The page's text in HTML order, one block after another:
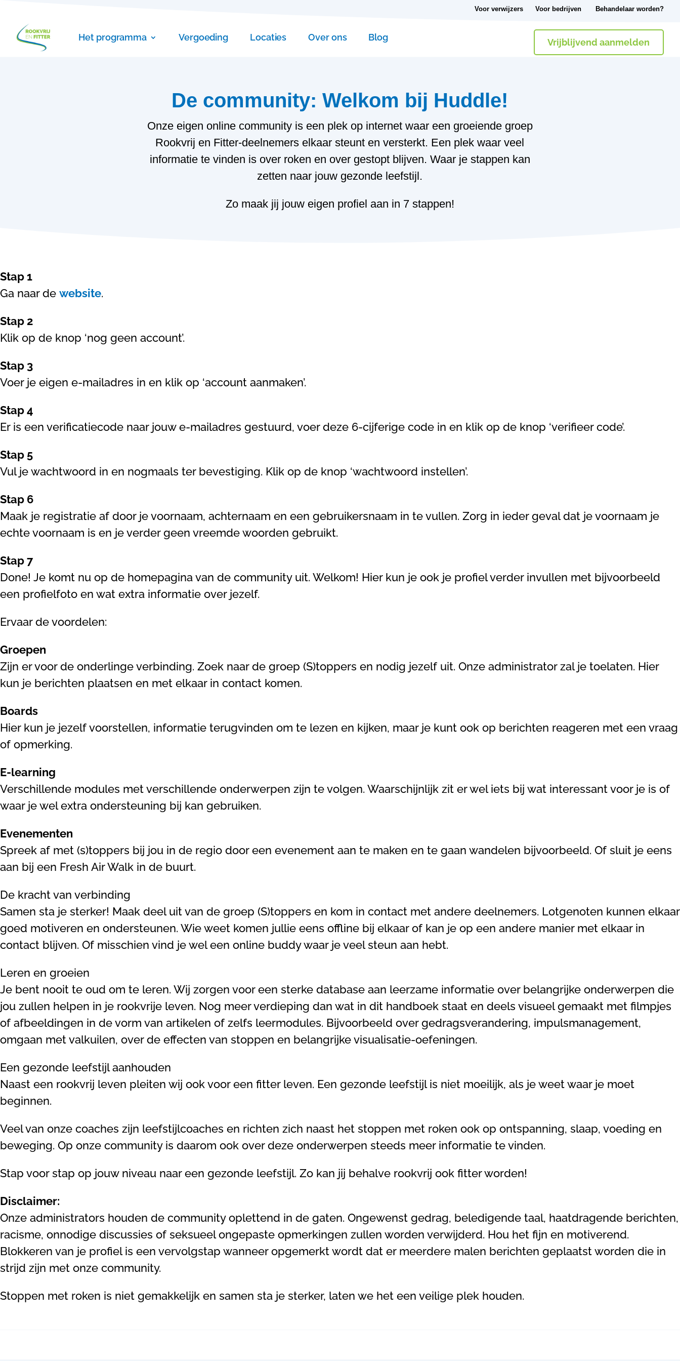
Voor verwijzers Voor bedrijven Behandelaar worden?
Het programma Vergoeding Locaties Over ons Blog Vrijblijvend aanmelden
De community: Welkom bij Huddle!
Onze eigen online community is een plek op internet waar een groeiende groep
Rookvrij en Fitter-deelnemers elkaar steunt en versterkt. Een plek waar veel
informatie te vinden is over roken en over gestopt blijven. Waar je stappen kan
zetten naar jouw gezonde leefstijl.
Zo maak jij jouw eigen profiel aan in 7 stappen!
Stap 1
Ga naar de website.
Stap 2
Klik op de knop ‘nog geen account’.
Stap 3
Voer je eigen e-mailadres in en klik op ‘account aanmaken’.
Stap 4
Er is een verificatiecode naar jouw e-mailadres gestuurd, voer deze 6-cijferige code in en klik op de knop ‘verifieer code’.
Stap 5
Vul je wachtwoord in en nogmaals ter bevestiging. Klik op de knop ‘wachtwoord instellen’.
Stap 6
Maak je registratie af door je voornaam, achternaam en een gebruikersnaam in te vullen. Zorg in ieder geval dat je voornaam je
echte voornaam is en je verder geen vreemde woorden gebruikt.
Stap 7
Done! Je komt nu op de homepagina van de community uit. Welkom! Hier kun je ook je profiel verder invullen met bijvoorbeeld
een profielfoto en wat extra informatie over jezelf.
Ervaar de voordelen:
Groepen
Zijn er voor de onderlinge verbinding. Zoek naar de groep (S)toppers en nodig jezelf uit. Onze administrator zal je toelaten. Hier
kun je berichten plaatsen en met elkaar in contact komen.
Boards
Hier kun je jezelf voorstellen, informatie terugvinden om te lezen en kijken, maar je kunt ook op berichten reageren met een vraag
of opmerking.
E-learning
Verschillende modules met verschillende onderwerpen zijn te volgen. Waarschijnlijk zit er wel iets bij wat interessant voor je is of
waar je wel extra ondersteuning bij kan gebruiken.
Evenementen
Spreek af met (s)toppers bij jou in de regio door een evenement aan te maken en te gaan wandelen bijvoorbeeld. Of sluit je eens
aan bij een Fresh Air Walk in de buurt.
De kracht van verbinding
Samen sta je sterker! Maak deel uit van de groep (S)toppers en kom in contact met andere deelnemers. Lotgenoten kunnen elkaar
goed motiveren en ondersteunen. Wie weet komen jullie eens offline bij elkaar of kan je op een andere manier met elkaar in
contact blijven. Of misschien vind je wel een online buddy waar je veel steun aan hebt.
Leren en groeien
Je bent nooit te oud om te leren. Wij zorgen voor een sterke database aan leerzame informatie over belangrijke onderwerpen die
jou zullen helpen in je rookvrije leven. Nog meer verdieping dan wat in dit handboek staat en deels visueel gemaakt met filmpjes
of afbeeldingen in de vorm van artikelen of zelfs leermodules. Bijvoorbeeld over gedragsverandering, impulsmanagement,
omgaan met valkuilen, over de effecten van stoppen en belangrijke visualisatie-oefeningen.
Een gezonde leefstijl aanhouden
Naast een rookvrij leven pleiten wij ook voor een fitter leven. Een gezonde leefstijl is niet moeilijk, als je weet waar je moet
beginnen.
Veel van onze coaches zijn leefstijlcoaches en richten zich naast het stoppen met roken ook op ontspanning, slaap, voeding en
beweging. Op onze community is daarom ook over deze onderwerpen steeds meer informatie te vinden.
Stap voor stap op jouw niveau naar een gezonde leefstijl. Zo kan jij behalve rookvrij ook fitter worden!
Disclaimer:
Onze administrators houden de community oplettend in de gaten. Ongewenst gedrag, beledigende taal, haatdragende berichten,
racisme, onnodige discussies of seksueel ongepaste opmerkingen zullen worden verwijderd. Hou het fijn en motiverend.
Blokkeren van je profiel is een vervolgstap wanneer opgemerkt wordt dat er meerdere malen berichten geplaatst worden die in
strijd zijn met onze community.
Stoppen met roken is niet gemakkelijk en samen sta je sterker, laten we het een veilige plek houden.